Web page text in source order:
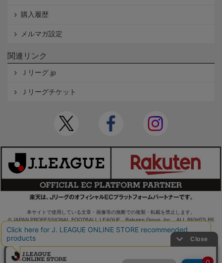
購入履歴
メルマガ設定
関連リンク
Ｊリーグ.jp
Ｊリーグチケット
本サイトで使用している文章・画像等の無断での複製・転載を禁止します。
© JAPAN PROFESSIONAL FOOTBALL LEAGUE Rakuten Group, Inc. ALL RIGHTS RE
SERVED.